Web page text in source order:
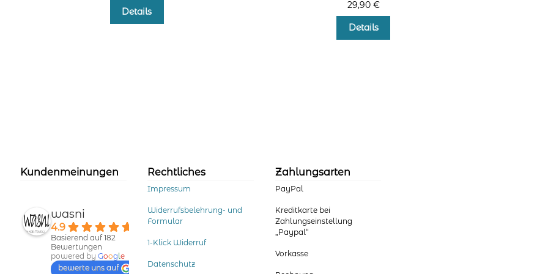
Details
werden
29,90 €
Details
Kundenmeinungen
wasni
4.9
Basierend auf 182
Bewertungen
powered byGoogle
bewerte uns auf
Rechtliches
Impressum
Widerrufsbelehrung- und
Formular
1-Klick Widerruf
Datenschutz
Zahlungsarten
PayPal
Kreditkarte bei
Zahlungseinstellung
„Paypal“
Vorkasse